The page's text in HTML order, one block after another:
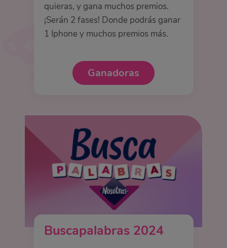
quieras, y gana muchos premios.
¡Serán 2 fases! Donde podrás ganar
1 Iphone y muchos premios más.
Ganadoras
Buscapalabras 2024